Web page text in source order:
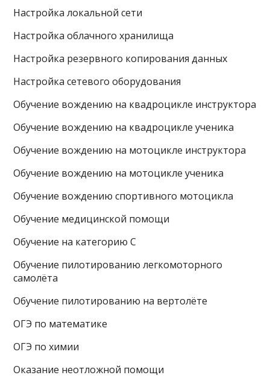
Настройка локальной сети
Настройка облачного хранилища
Настройка резервного копирования данных
Настройка сетевого оборудования
Обучение вождению на квадроцикле инструктора
Обучение вождению на квадроцикле ученика
Обучение вождению на мотоцикле инструктора
Обучение вождению на мотоцикле ученика
Обучение вождению спортивного мотоцикла
Обучение медицинской помощи
Обучение на категорию С
Обучение пилотированию легкомоторного
самолёта
Обучение пилотированию на вертолёте
ОГЭ по математике
ОГЭ по химии
Оказание неотложной помощи